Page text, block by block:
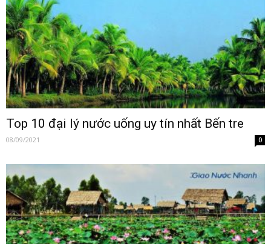
Top 10 đại lý nước uống uy tín nhất Bến tre
08/09/2021 0